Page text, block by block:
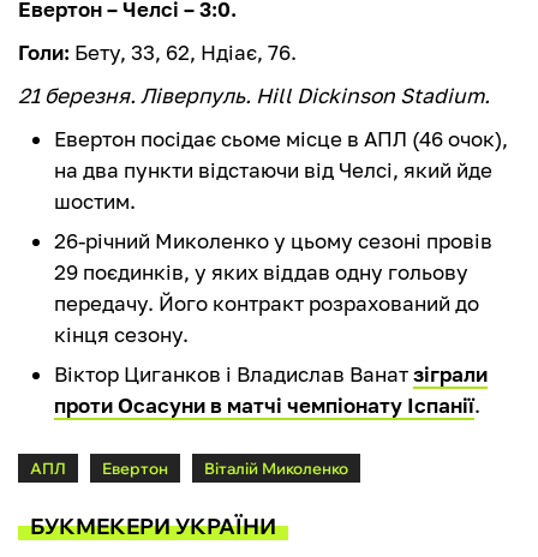
Евертон – Челсі – 3:0.
Голи: Бету, 33, 62, Ндіає, 76.
21 березня. Ліверпуль. Hill Dickinson Stadium.
Евертон посідає сьоме місце в АПЛ (46 очок),
на два пункти відстаючи від Челсі, який йде
шостим.
26-річний Миколенко у цьому сезоні провів
29 поєдинків, у яких віддав одну гольову
передачу. Його контракт розрахований до
кінця сезону.
Віктор Циганков і Владислав Ванатзіграли
проти Осасуни в матчі чемпіонату Іспанії.
АПЛ Евертон Віталій Миколенко
БУКМЕКЕРИ УКРАЇНИ